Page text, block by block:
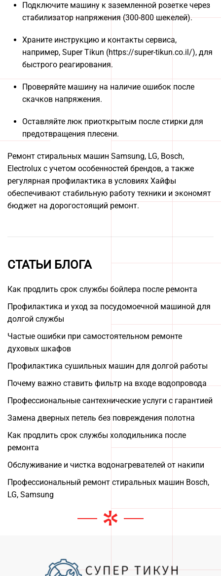
Подключите машину к заземленной розетке через
стабилизатор напряжения (300-800 шекелей).
Храните инструкцию и контакты сервиса,
например, Super Tikun (https://super-tikun.co.il/), для
быстрого реагирования.
Проверяйте машину на наличие ошибок после
скачков напряжения.
Оставляйте люк приоткрытым после стирки для
предотвращения плесени.
Ремонт стиральных машин Samsung, LG, Bosch,
Electrolux с учетом особенностей брендов, а также
регулярная профилактика в условиях Хайфы
обеспечивают стабильную работу техники и экономят
бюджет на дорогостоящий ремонт.
СТАТЬИ БЛОГА
Как продлить срок службы бойлера после ремонта
Профилактика и уход за посудомоечной машиной для
долгой службы
Частые ошибки при самостоятельном ремонте
духовых шкафов
Профилактика сушильных машин для долгой работы
Почему важно ставить фильтр на входе водопровода
Профессиональные сантехнические услуги с гарантией
Замена дверных петель без повреждения полотна
Как продлить срок службы холодильника после
ремонта
Обслуживание и чистка водонагревателей от накипи
Профессиональный ремонт стиральных машин Bosch,
LG, Samsung